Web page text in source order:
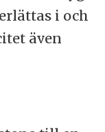
i och
även